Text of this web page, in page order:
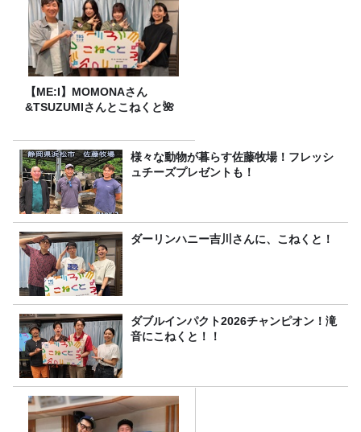
【ME:I】MOMONAさん
&TSUZUMIさんとこねくと🌺
様々な動物が暮らす佐藤牧場！フレッシ
ュチーズプレゼントも！
ダーリンハニー吉川さんに、こねくと！
ダブルインパクト2026チャンピオン！滝
音にこねくと！！